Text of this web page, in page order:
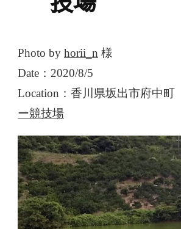
Photo by horii_n 様
Date：2020/8/5
Location：香川県坂出市府中町
ー競技場